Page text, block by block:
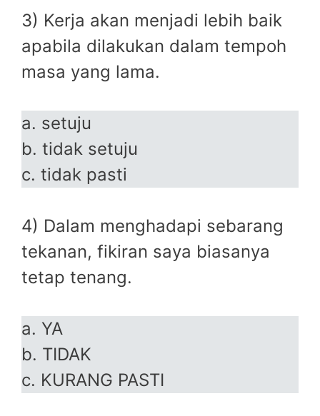
3) Kerja akan menjadi lebih baik
apabila dilakukan dalam tempoh
masa yang lama.
a. setuju
b. tidak setuju
c. tidak pasti
4) Dalam menghadapi sebarang
tekanan, fikiran saya biasanya
tetap tenang.
a. YA
b. TIDAK
c. KURANG PASTI